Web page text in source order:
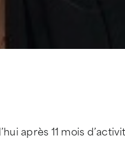
après 11 mois